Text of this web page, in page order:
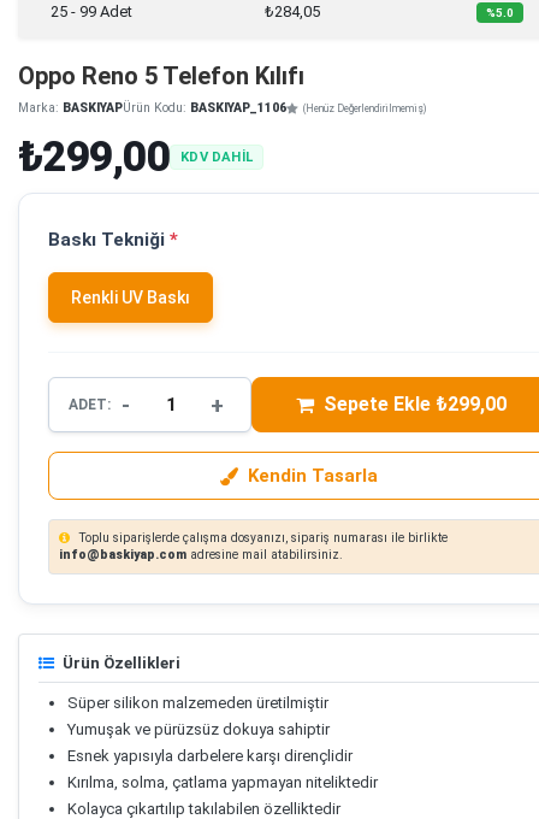
25 - 99 Adet ₺284,05 %5.0
Oppo Reno 5 Telefon Kılıfı
Marka: BASKIYAPÜrün Kodu: BASKIYAP_1106 (Henüz Değerlendirilmemiş)
₺299,00 KDV DAHİL
Baskı Tekniği *
Renkli UV Baskı
ADET: - + Sepete Ekle ₺299,00
Kendin Tasarla
Toplu siparişlerde çalışma dosyanızı, sipariş numarası ile birlikte
info@baskiyap.com adresine mail atabilirsiniz.
Ürün Özellikleri
Süper silikon malzemeden üretilmiştir
Yumuşak ve pürüzsüz dokuya sahiptir
Esnek yapısıyla darbelere karşı dirençlidir
Kırılma, solma, çatlama yapmayan niteliktedir
Kolayca çıkartılıp takılabilen özelliktedir